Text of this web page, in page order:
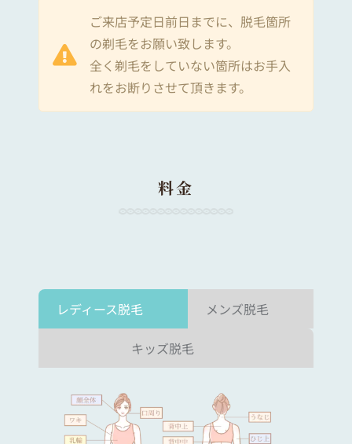
ご来店予定日前日までに、脱毛箇所
の剃毛をお願い致します。
全く剃毛をしていない箇所はお手入
れをお断りさせて頂きます。
料金
レディース脱毛 メンズ脱毛
キッズ脱毛